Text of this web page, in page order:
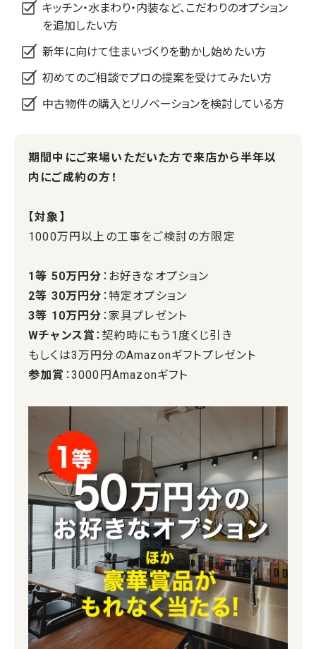
キッチン・水まわり・内装など、こだわりのオプション
を追加したい方
新年に向けて住まいづくりを動かし始めたい方
初めてのご相談でプロの提案を受けてみたい方
中古物件の購入とリノベーションを検討している方
期間中にご来場いただいた方で来店から半年以
内にご成約の方！
【対象】
1000万円以上の工事をご検討の方限定
1等 50万円分 ：お好きなオプション
2等 30万円分 ：特定オプション
3等 10万円分 ：家具プレゼント
Wチャンス賞 ：契約時にもう1度くじ引き
もしくは3万円分のAmazonギフトプレゼント
参加賞 ：3000円Amazonギフト